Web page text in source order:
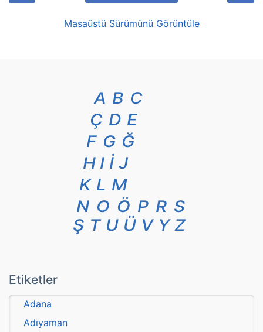
Masaüstü Sürümünü Görüntüle
A B C
Ç D E
F G Ğ
H I İ J
K L M
N O Ö P R S
Ş T U Ü V Y Z
Etiketler
Adana
Adıyaman